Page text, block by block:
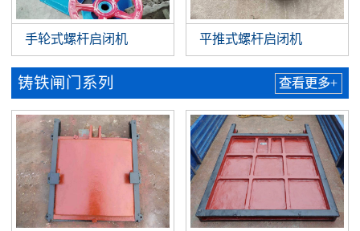
手轮式螺杆启闭机 平推式螺杆启闭机
铸铁闸门系列 查看更多+